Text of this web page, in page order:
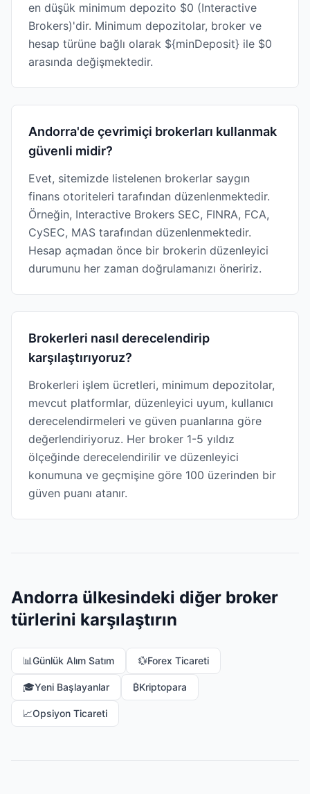
en düşük minimum depozito $0 (Interactive
Brokers)'dir. Minimum depozitolar, broker ve
hesap türüne bağlı olarak ${minDeposit} ile $0
arasında değişmektedir.
Andorra'de çevrimiçi brokerları kullanmak
güvenli midir?
Evet, sitemizde listelenen brokerlar saygın
finans otoriteleri tarafından düzenlenmektedir.
Örneğin, Interactive Brokers SEC, FINRA, FCA,
CySEC, MAS tarafından düzenlenmektedir.
Hesap açmadan önce bir brokerin düzenleyici
durumunu her zaman doğrulamanızı öneririz.
Brokerleri nasıl derecelendirip
karşılaştırıyoruz?
Brokerleri işlem ücretleri, minimum depozitolar,
mevcut platformlar, düzenleyici uyum, kullanıcı
derecelendirmeleri ve güven puanlarına göre
değerlendiriyoruz. Her broker 1-5 yıldız
ölçeğinde derecelendirilir ve düzenleyici
konumuna ve geçmişine göre 100 üzerinden bir
güven puanı atanır.
Andorra ülkesindeki diğer broker
türlerini karşılaştırın
📊Günlük Alım Satım 💱Forex Ticareti
🎓Yeni Başlayanlar ₿Kriptopara
📈Opsiyon Ticareti